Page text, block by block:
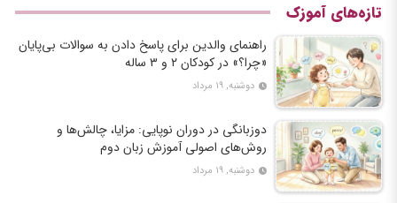
تازه‌های آموزک
راهنمای والدین برای پاسخ دادن به سوالات بی‌پایان
«چرا؟» در کودکان ۲ و ۳ ساله
دوشنبه, ۱۹ مرداد
دوزبانگی در دوران نوپایی: مزایا، چالش‌ها و
روش‌های اصولی آموزش زبان دوم
دوشنبه, ۱۹ مرداد